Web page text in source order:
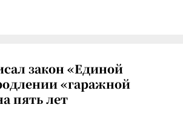
закон «Единой
«гаражной
пять лет